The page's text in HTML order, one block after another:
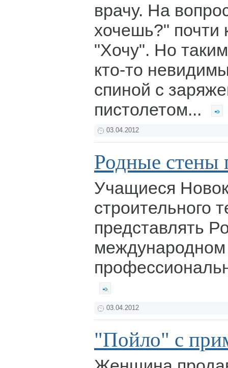
врачу. На
хочешь?" почти
"Хочу". Но
кто-то
спиной с
пистолетом...
03.04.2012
Родные стены
Учащиеся
строительного
представлять
международном
03.04.2012
"Пойло" с